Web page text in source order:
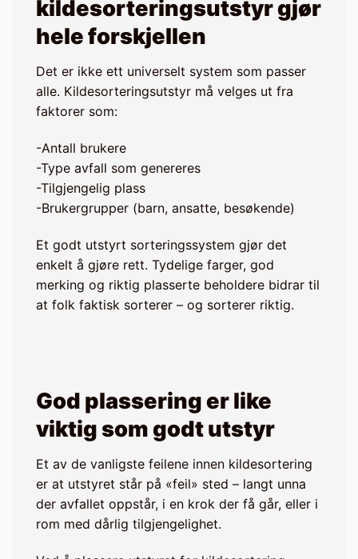
kildesorteringsutstyr gjør
hele forskjellen
Det er ikke ett universelt system som passer
alle. Kildesorteringsutstyr må velges ut fra
faktorer som:
-Antall brukere
-Type avfall som genereres
-Tilgjengelig plass
-Brukergrupper (barn, ansatte, besøkende)
Et godt utstyrt sorteringssystem gjør det
enkelt å gjøre rett. Tydelige farger, god
merking og riktig plasserte beholdere bidrar til
at folk faktisk sorterer – og sorterer riktig.
God plassering er like
viktig som godt utstyr
Et av de vanligste feilene innen kildesortering
er at utstyret står på «feil» sted – langt unna
der avfallet oppstår, i en krok der få går, eller i
rom med dårlig tilgjengelighet.